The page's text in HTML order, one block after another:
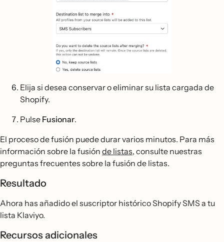
Elija si desea conservar o eliminar su lista cargada de
Shopify.
Pulse Fusionar.
El proceso de fusión puede durar varios minutos. Para más
información sobre la fusión de listas, consulte nuestras
preguntas frecuentes sobre la fusión de listas.
Resultado
Ahora has añadido el suscriptor histórico Shopify SMS a tu
lista Klaviyo.
Recursos adicionales